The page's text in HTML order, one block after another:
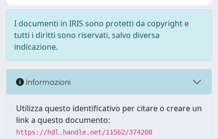
I documenti in IRIS sono protetti da copyright e
tutti i diritti sono riservati, salvo diversa
indicazione.
Informazioni
Utilizza questo identificativo per citare o creare un
link a questo documento:
https://hdl.handle.net/11562/374208